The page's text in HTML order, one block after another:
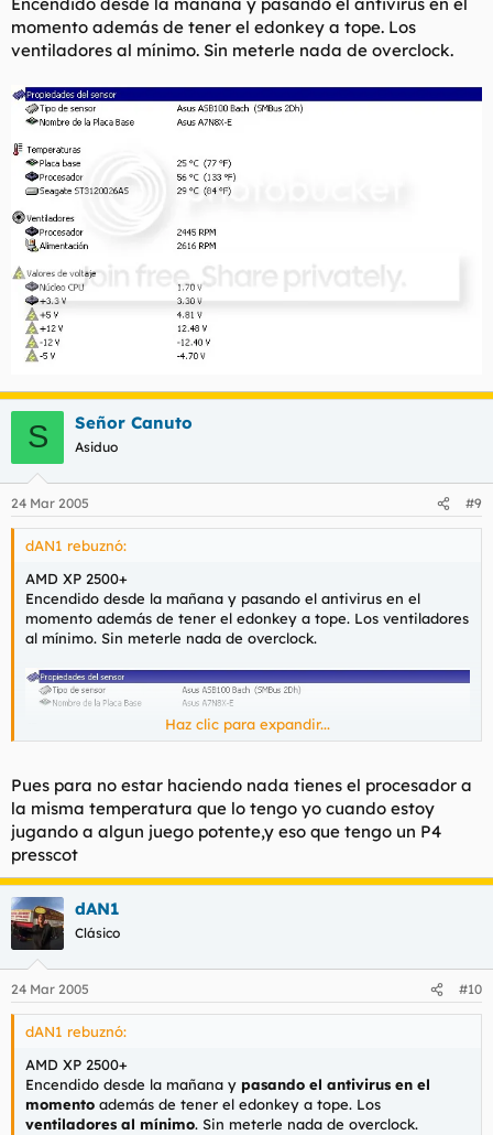
momento además de tener el edonkey a tope. Los
ventiladores al mínimo. Sin meterle nada de overclock.
S Señor Canuto
Asiduo
24 Mar 2005 #9
dAN1 rebuznó:
AMD XP 2500+
Encendido desde la mañana y pasando el antivirus en el
momento además de tener el edonkey a tope. Los ventiladores
al mínimo. Sin meterle nada de overclock.
Haz clic para expandir...
Pues para no estar haciendo nada tienes el procesador a
la misma temperatura que lo tengo yo cuando estoy
jugando a algun juego potente,y eso que tengo un P4
presscot
dAN1
Clásico
24 Mar 2005 #10
dAN1 rebuznó:
AMD XP 2500+
Encendido desde la mañana y pasando el antivirus en el
momento además de tener el edonkey a tope. Los
ventiladores al mínimo. Sin meterle nada de overclock.